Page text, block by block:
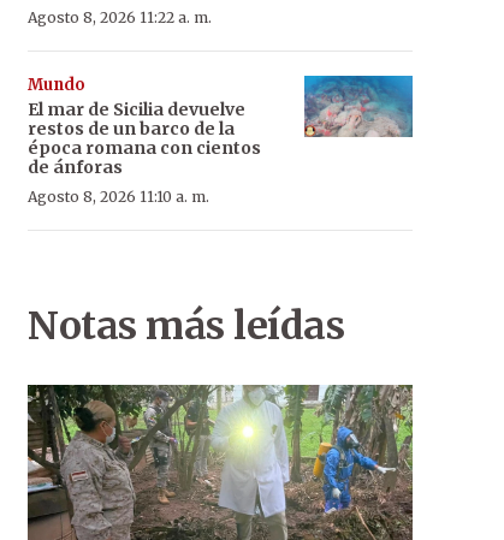
Agosto 8, 2026 11:22 a. m.
Mundo
El mar de Sicilia devuelve
restos de un barco de la
época romana con cientos
de ánforas
Agosto 8, 2026 11:10 a. m.
Notas más leídas